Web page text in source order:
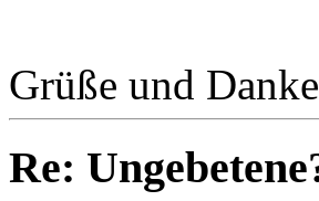
Grüße und Danke
Re: